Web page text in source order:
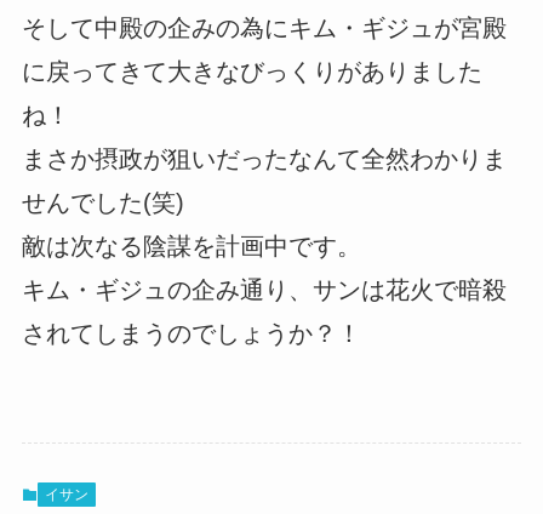
そして中殿の企みの為にキム・ギジュが宮殿
に戻ってきて大きなびっくりがありました
ね！
まさか摂政が狙いだったなんて全然わかりま
せんでした(笑)
敵は次なる陰謀を計画中です。
キム・ギジュの企み通り、サンは花火で暗殺
されてしまうのでしょうか？！
イサン